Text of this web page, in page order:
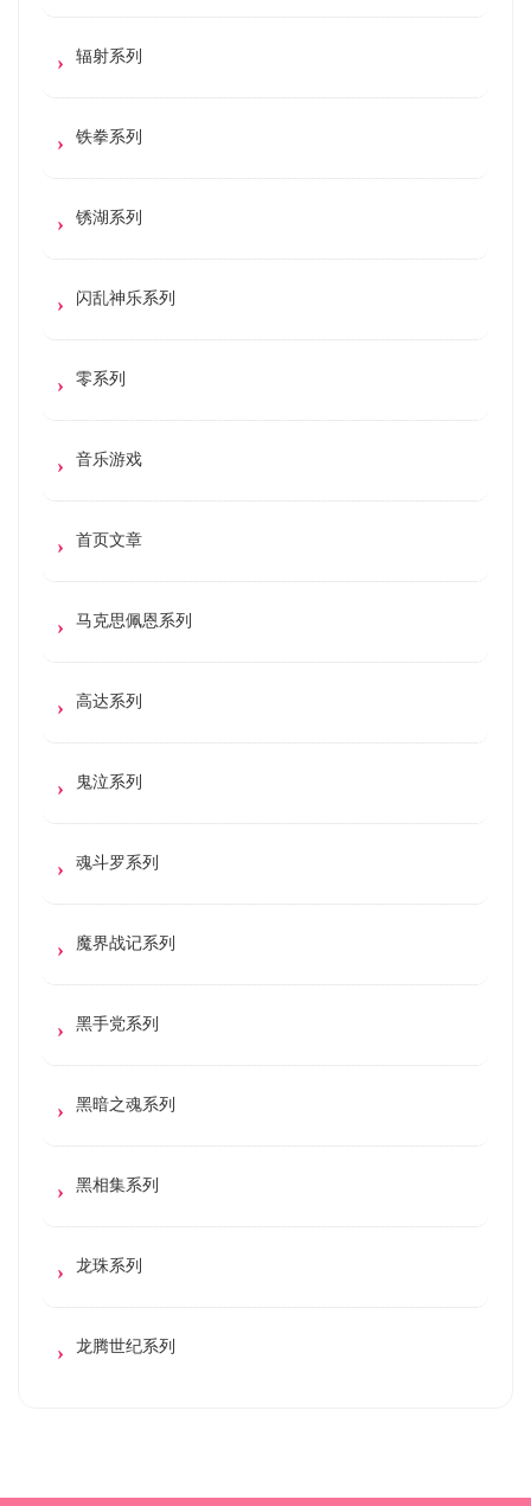
辐射系列
铁拳系列
锈湖系列
闪乱神乐系列
零系列
音乐游戏
首页文章
马克思佩恩系列
高达系列
鬼泣系列
魂斗罗系列
魔界战记系列
黑手党系列
黑暗之魂系列
黑相集系列
龙珠系列
龙腾世纪系列